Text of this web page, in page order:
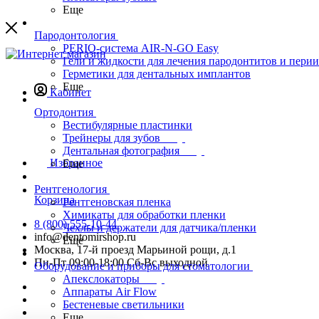
Еще
Пародонтология
PERIO-система AIR-N-GO Easy
Гели и жидкости для лечения пародонтитов и
Герметики для дентальных имплантов
Еще
Ортодонтия
Вестибулярные пластинки
Трейнеры для зубов
Дентальная фотография
Еще
Рентгенология
Рентгеновская пленка
Химикаты для обработки пленки
Чехлы и держатели для датчика/пленки
Еще
Оборудование и приборы для стоматологии
Апекслокаторы
Аппараты Air Flow
Бестеневые светильники
Кабинет
Избранное
Корзина
8 (800) 555-10-44
info@dentomirshop.ru
Москва, 17-й проезд Марьиной рощи, д.1
Пн-Пт 09:00-18:00 Сб-Вс выходной